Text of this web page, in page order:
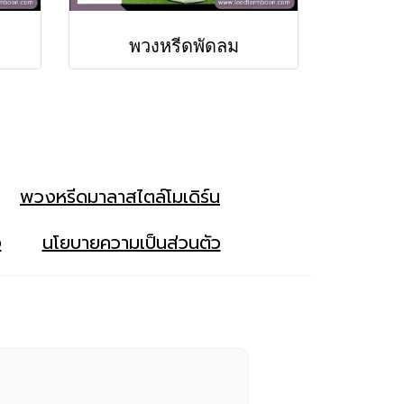
พวงหรีดพัดลม
พวงหรีดมาลาสไตล์โมเดิร์น
นโยบายความเป็นส่วนตัว